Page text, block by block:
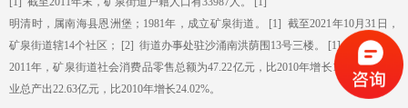
明清时，属南海县恩洲堡；1981年，成立矿泉街道。 [1] 截至2021年10月31日，
矿泉街道辖14个社区； [2] 街道办事处驻沙涌南洪荫围13号三楼。 [1]
2011年，矿泉街道社会消费品零售总额为47.22亿元，比2010年增长11.00%；服务
业总产出22.63亿元，比2010年增长24.02%。